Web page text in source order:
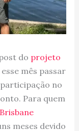
do projeto
mês passar
no
Para quem
Brisbane
meses devido